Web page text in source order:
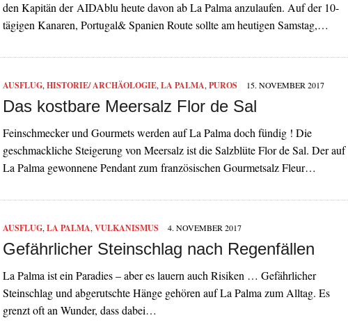
den Kapitän der AIDAblu heute davon ab La Palma anzulaufen. Auf der 10-
tägigen Kanaren, Portugal& Spanien Route sollte am heutigen Samstag,…
AUSFLUG, HISTORIE/ ARCHÄOLOGIE, LA PALMA, PUROS 15. NOVEMBER 2017
Das kostbare Meersalz Flor de Sal
Feinschmecker und Gourmets werden auf La Palma doch fündig ! Die
geschmackliche Steigerung von Meersalz ist die Salzblüte Flor de Sal. Der auf
La Palma gewonnene Pendant zum französischen Gourmetsalz Fleur…
AUSFLUG, LA PALMA, VULKANISMUS 4. NOVEMBER 2017
Gefährlicher Steinschlag nach Regenfällen
La Palma ist ein Paradies – aber es lauern auch Risiken … Gefährlicher
Steinschlag und abgerutschte Hänge gehören auf La Palma zum Alltag. Es
grenzt oft an Wunder, dass dabei…